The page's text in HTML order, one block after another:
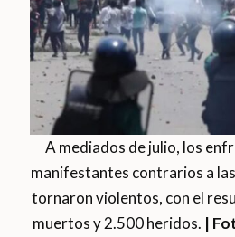
A mediados de julio, los
manifestantes contrarios a
tornaron violentos, con el
muertos y 2.500 heridos. |